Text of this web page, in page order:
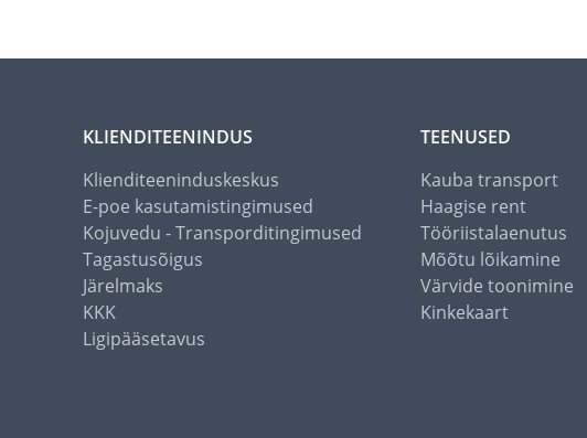
KLIENDITEENINDUS
Klienditeeninduskeskus
E-poe kasutamistingimused
Kojuvedu - Transporditingimused
Tagastusõigus
Järelmaks
KKK
Ligipääsetavus
TEENUSED
Kauba transport
Haagise rent
Tööriistalaenutus
Mõõtu lõikamine
Värvide toonimine
Kinkekaart